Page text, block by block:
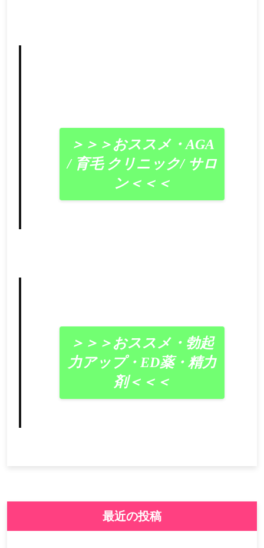
＞＞＞おススメ・AGA
/ 育毛 クリニック/ サロ
ン＜＜＜
＞＞＞おススメ・勃起
力アップ・ED薬・精力
剤＜＜＜
最近の投稿